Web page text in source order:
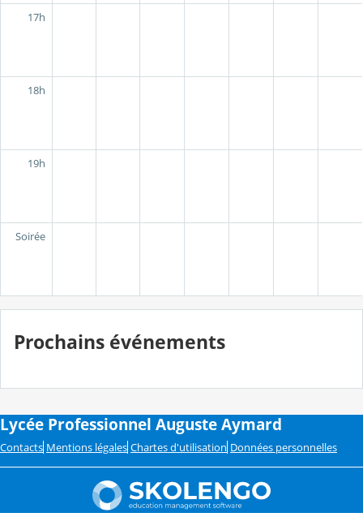
17h
18h
19h
Soirée
Prochains événements
Lycée Professionnel Auguste Aymard
Contacts Mentions légales Chartes d'utilisation Données personnelles